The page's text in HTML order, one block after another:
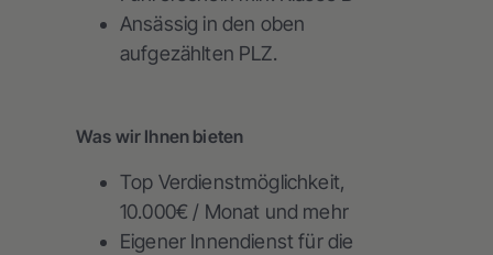
Ansässig in den oben
aufgezählten PLZ.
Was wir Ihnen bieten
Top Verdienstmöglichkeit,
10.000€ / Monat und mehr
Eigener Innendienst für die